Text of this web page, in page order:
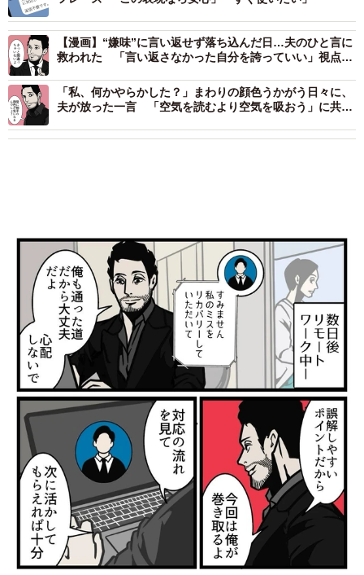
【漫画】“嫌味”に言い返せず落ち込んだ日…夫のひと言に
救われた 「言い返さなかった自分を誇っていい」視点
「私、何かやらかした？」まわりの顔色うかがう日々に、
夫が放った一言 「空気を読むより空気を吸おう」に共感